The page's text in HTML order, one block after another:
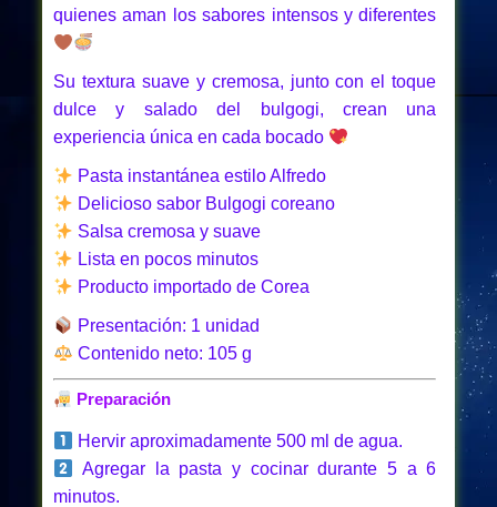
quienes aman los sabores intensos y diferentes
Su textura suave y cremosa, junto con el toque
dulce y salado del bulgogi, crean una
experiencia única en cada bocado
Pasta instantánea estilo Alfredo
Delicioso sabor Bulgogi coreano
Salsa cremosa y suave
Lista en pocos minutos
Producto importado de Corea
Presentación: 1 unidad
Contenido neto: 105 g
Preparación
Hervir aproximadamente 500 ml de agua.
Agregar la pasta y cocinar durante 5 a 6
minutos.